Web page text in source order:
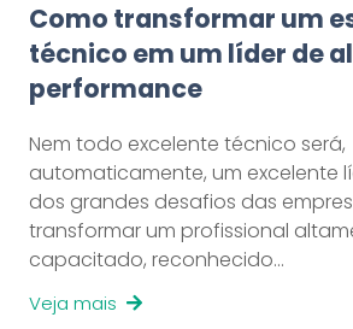
Como transformar um
técnico em um líder de
performance
Nem todo excelente técnico será,
automaticamente, um excelente
dos grandes desafios das
transformar um profissional
capacitado, reconhecido…
Veja mais